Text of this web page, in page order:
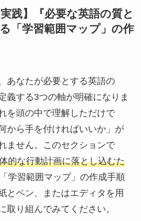
践】『必要な英語の質と
「学習範囲マップ」の作
あなたが必要とする英語の
義する3つの軸が明確になりま
を頭の中で理解しただけで
から手を付ければいいか」が
ません。このセクションで
的な行動計画に落とし込むた
学習範囲マップ」の作成手順
とペン、またはエディタを用
取り組んでみてください。